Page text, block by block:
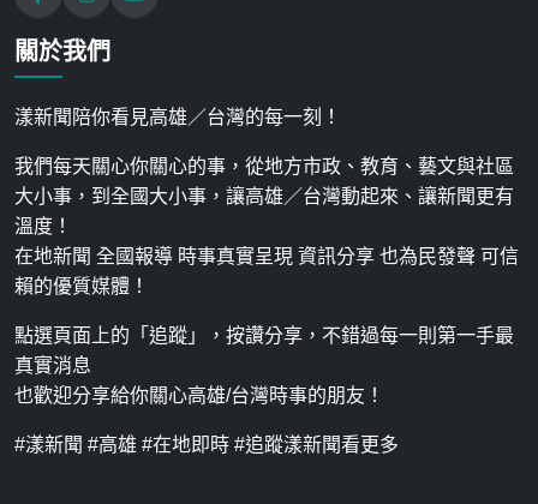
關於我們
漾新聞陪你看見高雄／台灣的每一刻！
我們每天關心你關心的事，從地方市政、教育、藝文與社區
大小事，到全國大小事，讓高雄／台灣動起來、讓新聞更有
溫度！
在地新聞 全國報導 時事真實呈現 資訊分享 也為民發聲 可信
賴的優質媒體！
點選頁面上的「追蹤」，按讚分享，不錯過每一則第一手最
真實消息
也歡迎分享給你關心高雄/台灣時事的朋友！
#漾新聞 #高雄 #在地即時 #追蹤漾新聞看更多